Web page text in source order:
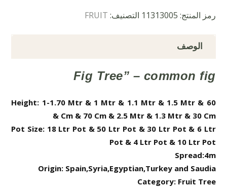
رمز المنتج: 11313005 التصنيف: FRUIT
الوصف
Fig Tree” – common fig
Height: 1-1.70 Mtr & 1 Mtr & 1.1 Mtr & 1.5 Mtr & 60
Cm & 70 Cm & 2.5 Mtr & 1.3 Mtr & 30 Cm &
Pot Size: 18 Ltr Pot & 50 Ltr Pot & 30 Ltr Pot & 6 Ltr
Pot & 4 Ltr Pot & 10 Ltr Pot
Spread:4m
Origin: Spain,Syria,Egyptian,Turkey and Saudia
Category: Fruit Tree